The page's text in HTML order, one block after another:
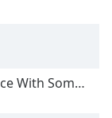
Somebody